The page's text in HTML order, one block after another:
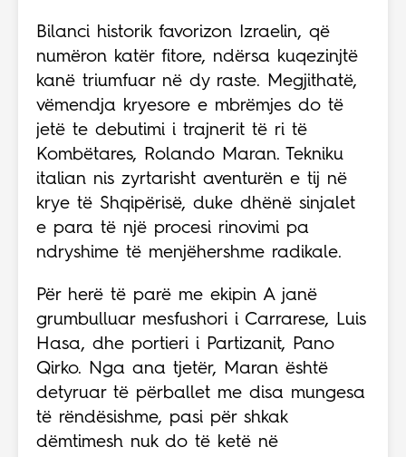
Bilanci historik favorizon Izraelin, që
numëron katër fitore, ndërsa kuqezinjtë
kanë triumfuar në dy raste. Megjithatë,
vëmendja kryesore e mbrëmjes do të
jetë te debutimi i trajnerit të ri të
Kombëtares, Rolando Maran. Tekniku
italian nis zyrtarisht aventurën e tij në
krye të Shqipërisë, duke dhënë sinjalet
e para të një procesi rinovimi pa
ndryshime të menjëhershme radikale.
Për herë të parë me ekipin A janë
grumbulluar mesfushori i Carrarese, Luis
Hasa, dhe portieri i Partizanit, Pano
Qirko. Nga ana tjetër, Maran është
detyruar të përballet me disa mungesa
të rëndësishme, pasi për shkak
dëmtimesh nuk do të ketë në